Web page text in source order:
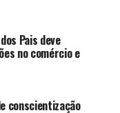
Pais deve
no comércio e
conscientização